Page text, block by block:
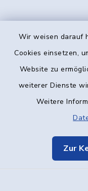
Wir weisen darauf
Cookies einsetzen,
Website zu
weiterer Dienste
Weitere
Zur